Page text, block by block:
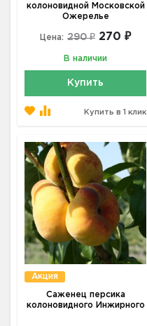
колоновидной Московской
Ожерелье
Цена: 290 ₽ 270 ₽
В наличии
Купить
Купить в 1 клик
Акция
Саженец персика
колоновидного Инжирного